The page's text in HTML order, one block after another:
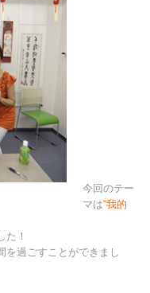
今回のテー
マは“我的
！
を過ごすことができまし